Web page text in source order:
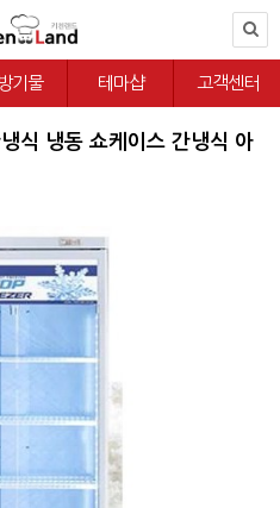
기물 테마샵 고객센터
식 냉동 쇼케이스 간냉식 아